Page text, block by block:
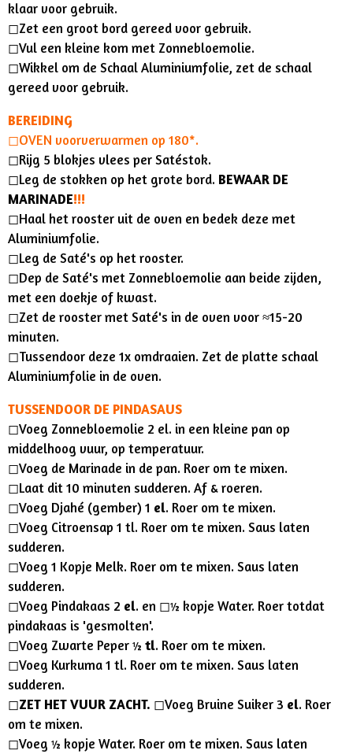
klaar voor gebruik.
◻︎Zet een groot bord gereed voor gebruik.
◻︎Vul een kleine kom met Zonnebloemolie.
◻︎Wikkel om de Schaal Aluminiumfolie, zet de schaal
gereed voor gebruik.
BEREIDING
◻︎OVEN voorverwarmen op 180*.
◻︎Rijg 5 blokjes vlees per Satéstok.
◻︎Leg de stokken op het grote bord. BEWAAR DE
MARINADE!!!
◻︎Haal het rooster uit de oven en bedek deze met
Aluminiumfolie.
◻︎Leg de Saté's op het rooster.
◻︎Dep de Saté's met Zonnebloemolie aan beide zijden,
met een doekje of kwast.
◻︎Zet de rooster met Saté's in de oven voor ≈15-20
minuten.
◻︎Tussendoor deze 1x omdraaien. Zet de platte schaal
Aluminiumfolie in de oven.
TUSSENDOOR DE PINDASAUS
◻︎Voeg Zonnebloemolie 2 el. in een kleine pan op
middelhoog vuur, op temperatuur.
◻︎Voeg de Marinade in de pan. Roer om te mixen.
◻︎Laat dit 10 minuten sudderen. Af & roeren.
◻︎Voeg Djahé (gember) 1 el. Roer om te mixen.
◻︎Voeg Citroensap 1 tl. Roer om te mixen. Saus laten
sudderen.
◻︎Voeg 1 Kopje Melk. Roer om te mixen. Saus laten
sudderen.
◻︎Voeg Pindakaas 2 el. en ◻︎½ kopje Water. Roer totdat
pindakaas is 'gesmolten'.
◻︎Voeg Zwarte Peper ½ tl. Roer om te mixen.
◻︎Voeg Kurkuma 1 tl. Roer om te mixen. Saus laten
sudderen.
◻︎ZET HET VUUR ZACHT. ◻︎Voeg Bruine Suiker 3 el. Roer
om te mixen.
◻︎Voeg ½ kopje Water. Roer om te mixen. Saus laten